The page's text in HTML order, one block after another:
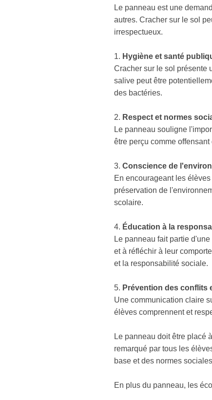
Le panneau est une
autres. Cracher sur le sol
irrespectueux.
1. Hygiène et santé
Cracher sur le sol présente
salive peut être
des bactéries.
2. Respect et normes
Le panneau souligne
être perçu comme
3. Conscience de
En encourageant les
préservation de
scolaire.
4. Éducation à la
Le panneau fait partie
et à réfléchir à leur
et la responsabilité sociale.
5. Prévention des conflits
Une communication claire
élèves comprennent et
Le panneau doit être placé
remarqué par tous les
base et des normes
En plus du panneau, les